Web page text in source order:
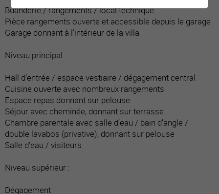
Buanderie / rangements / local technique
Pièce rangements ouverte et accessible depuis le garage
Garage donnant à l’intérieur de la villa
Niveau principal :
Hall d’entrée / espace vestiaire / dégagement central
Cuisine ouverte avec nombreux rangements
Espace repas donnant sur pelouse
Séjour avec cheminée, donnant sur terrasse
Chambre parentale avec salle d’eau / bain d’angle /
double lavabos (privative), donnant sur pelouse
Salle d’eau / visiteurs
Niveau supérieur :
Dégagement